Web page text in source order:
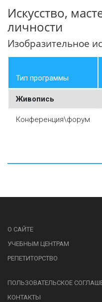
Искусство,
личности
Изобразительное
Тип программы
Живопись
Конференция\форум
О САЙТЕ
УЧЕБНЫМ ЦЕНТРАМ
РЕПЕТИТОРСТВО
ПОЛЬЗОВАТЕЛЬСКОЕ
КОНТАКТЫ